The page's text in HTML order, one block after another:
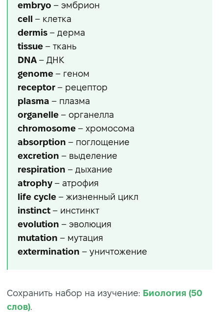
embryo – эмбрион
cell – клетка
dermis – дерма
tissue – ткань
DNA – ДНК
genome – геном
receptor – рецептор
plasma – плазма
organelle – органелла
chromosome – хромосома
absorption – поглощение
excretion – выделение
respiration – дыхание
atrophy– атрофия
life cycle – жизненный цикл
instinct – инстинкт
evolution – эволюция
mutation – мутация
extermination – уничтожение
Сохранить набор на изучение: Биология (50
слов).